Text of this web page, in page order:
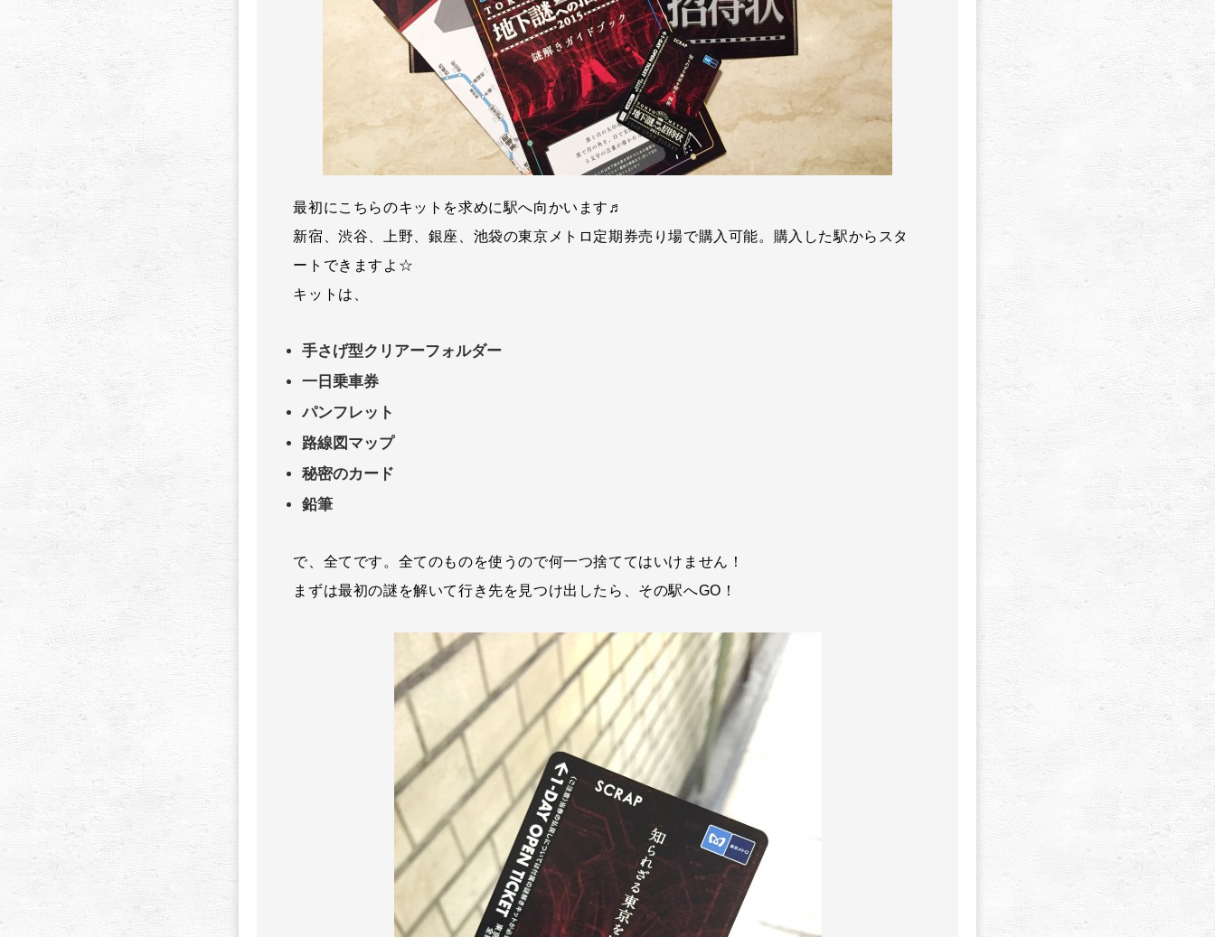
最初にこちらのキットを求めに駅へ向かいます♬
新宿、渋谷、上野、銀座、池袋の東京メトロ定期券売り場で購入可能。購入した駅からスタ
ートできますよ☆
キットは、
手さげ型クリアーフォルダー
一日乗車券
パンフレット
路線図マップ
秘密のカード
鉛筆
で、全てです。全てのものを使うので何一つ捨ててはいけません！
まずは最初の謎を解いて行き先を見つけ出したら、その駅へGO！